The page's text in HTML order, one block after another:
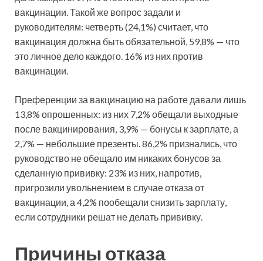
вакцинации. Такой же вопрос задали и
руководителям: четверть (24,1%) считает, что
вакцинация должна быть обязательной, 59,8% — что
это личное дело каждого. 16% из них против
вакцинации.
Преференции за вакцинацию на работе давали лишь
13,8% опрошенных: из них 7,2% обещали выходные
после вакцинирования, 3,9% — бонусы к зарплате, а
2,7% — небольшие презенты. 86,2% признались, что
руководство не обещало им никаких бонусов за
сделанную прививку: 23% из них, напротив,
пригрозили увольнением в случае отказа от
вакцинации, а 4,2% пообещали снизить зарплату,
если сотрудники решат не делать прививку.
Причины отказа